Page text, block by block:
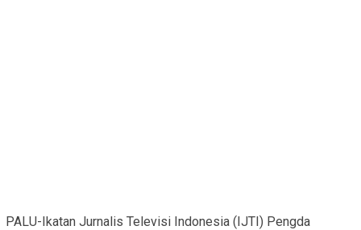
PALU-Ikatan Jurnalis Televisi Indonesia (IJTI) Pengda